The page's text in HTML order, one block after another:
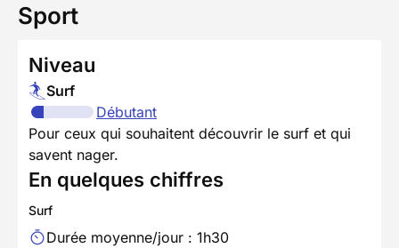
Sport
Niveau
Surf
Débutant
Pour ceux qui souhaitent découvrir le surf et qui
savent nager.
En quelques chiffres
Surf
Durée moyenne/jour : 1h30